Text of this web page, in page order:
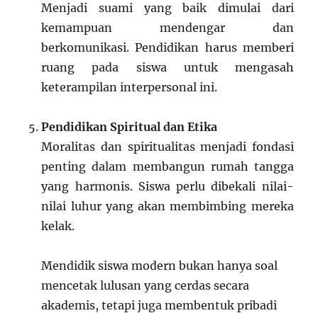
Menjadi suami yang baik dimulai dari
kemampuan mendengar dan
berkomunikasi. Pendidikan harus memberi
ruang pada siswa untuk mengasah
keterampilan interpersonal ini.
Pendidikan Spiritual dan Etika
Moralitas dan spiritualitas menjadi fondasi
penting dalam membangun rumah tangga
yang harmonis. Siswa perlu dibekali nilai-
nilai luhur yang akan membimbing mereka
kelak.
Mendidik siswa modern bukan hanya soal
mencetak lulusan yang cerdas secara
akademis, tetapi juga membentuk pribadi